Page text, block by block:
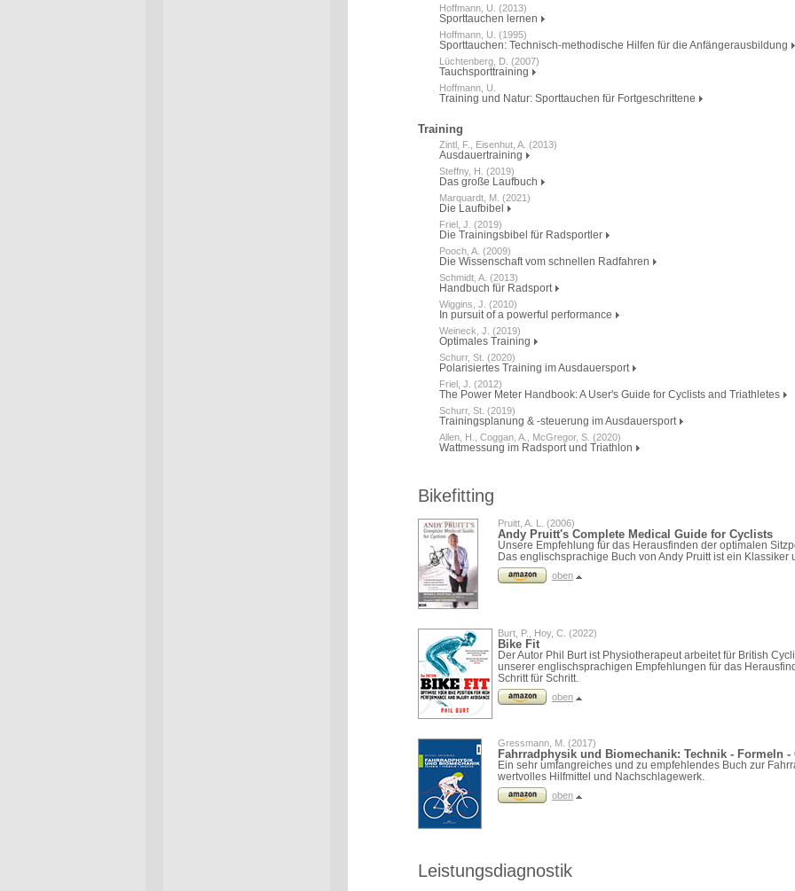
Hoffmann, U. (2013)
Sporttauchen lernen
Hoffmann, U. (1995)
Sporttauchen: Technisch-methodische Hilfen für die Anfängerausbildung
Lüchtenberg, D. (2007)
Tauchsporttraining
Hoffmann, U.
Training und Natur: Sporttauchen für Fortgeschrittene
Training
Zintl, F., Eisenhut, A. (2013)
Ausdauertraining
Steffny, H. (2019)
Das große Laufbuch
Marquardt, M. (2021)
Die Laufbibel
Friel, J. (2019)
Die Trainingsbibel für Radsportler
Pooch, A. (2009)
Die Wissenschaft vom schnellen Radfahren
Schmidt, A. (2013)
Handbuch für Radsport
Wiggins, J. (2010)
In pursuit of a powerful performance
Weineck, J. (2019)
Optimales Training
Schurr, St. (2020)
Polarisiertes Training im Ausdauersport
Friel, J. (2012)
The Power Meter Handbook: A User's Guide for Cyclists and Triathletes
Schurr, St. (2019)
Trainingsplanung & -steuerung im Ausdauersport
Allen, H., Coggan, A., McGregor, S. (2020)
Wattmessung im Radsport und Triathlon
Bikefitting
Pruitt, A. L. (2006)
Andy Pruitt's Complete Medical Guide for Cyclists
Unsere Empfehlung für das Herausfinden der optimalen
Das englischsprachige Buch von Andy Pruitt ist ein Klassiker
oben
Burt, P., Hoy, C. (2022)
Bike Fit
Der Autor Phil Burt ist Physiotherapeut arbeitet für British
unserer englischsprachigen Empfehlungen für das
Schritt für Schritt.
oben
Gressmann, M. (2017)
Fahrradphysik und Biomechanik: Technik - Formeln -
Ein sehr umfangreiches und zu empfehlendes Buch zur
wertvolles Hilfmittel und Nachschlagewerk.
oben
Leistungsdiagnostik